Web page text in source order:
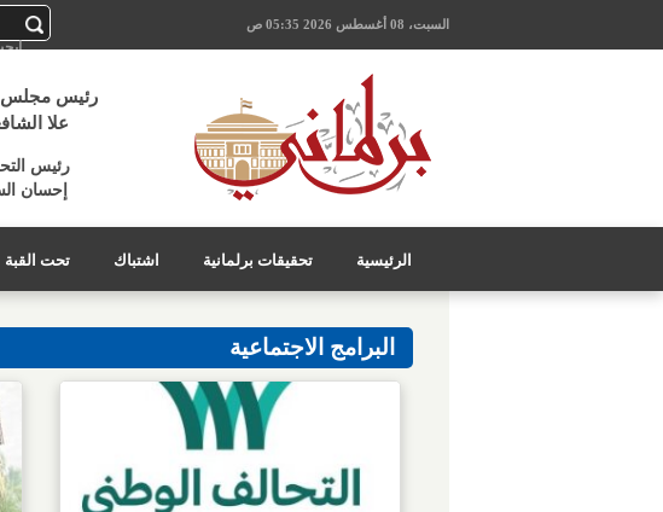
السبت، 08 أغسطس 2026 05:35 ص
رئيس مجلس
علا
رئيس
إحسان
الرئيسية تحقيقات برلمانية اشتباك تحت القبة
البرامج الاجتماعية